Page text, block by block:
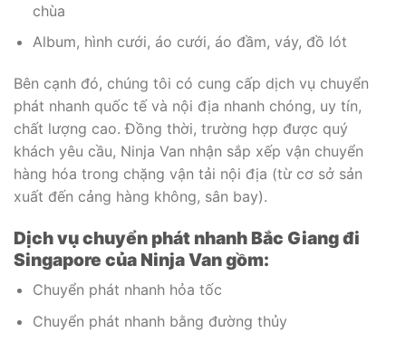
chùa
Album, hình cưới, áo cưới, áo đầm, váy, đồ lót
Bên cạnh đó, chúng tôi có cung cấp dịch vụ chuyển
phát nhanh quốc tế và nội địa nhanh chóng, uy tín,
chất lượng cao. Đồng thời, trường hợp được quý
khách yêu cầu, Ninja Van nhận sắp xếp vận chuyển
hàng hóa trong chặng vận tải nội địa (từ cơ sở sản
xuất đến cảng hàng không, sân bay).
Dịch vụ chuyển phát nhanh Bắc Giang đi
Singapore của Ninja Van gồm:
Chuyển phát nhanh hỏa tốc
Chuyển phát nhanh bằng đường thủy